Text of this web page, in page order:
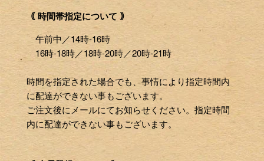
｟ 時間帯指定について ｠
午前中／14時-16時
16時-18時／18時-20時／20時-21時
時間を指定された場合でも、事情により指定時間内
に配達ができない事もございます。
ご注文後にメールにてお知らせください。指定時間
内に配達ができない事もございます。